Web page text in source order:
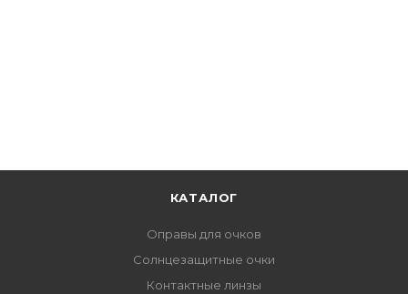
КАТАЛОГ
Оправы для очков
Солнцезащитные очки
Контактные линзы